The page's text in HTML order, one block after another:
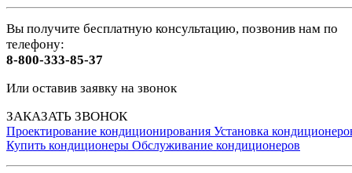
Вы получите бесплатную консультацию, позвонив нам по
телефону:
8-800-333-85-37
Или оставив заявку на звонок
ЗАКАЗАТЬ ЗВОНОК
Проектирование кондиционирования Установка
Купить кондиционеры Обслуживание кондиционеров